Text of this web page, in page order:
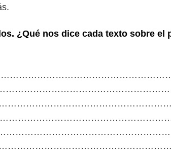
¿Qué nos dice cada texto sobre el